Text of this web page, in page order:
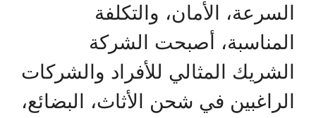
السرعة، الأمان، والتكلفة
المناسبة، أصبحت الشركة
الشريك المثالي للأفراد والشركات
الراغبين في شحن الأثاث، البضائع،